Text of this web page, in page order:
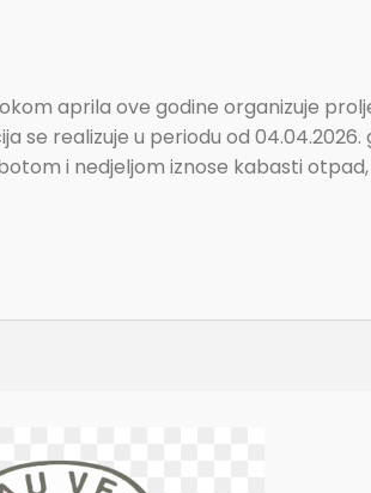
aprila ove godine organizuje
se realizuje u periodu od
i nedjeljom iznose kabasti